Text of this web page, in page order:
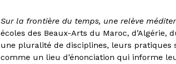
Sur la frontière du temps, une relève
écoles des Beaux-Arts du Maroc, d’Algérie,
une pluralité de disciplines, leurs pratiques
comme un lieu d’énonciation qui informe